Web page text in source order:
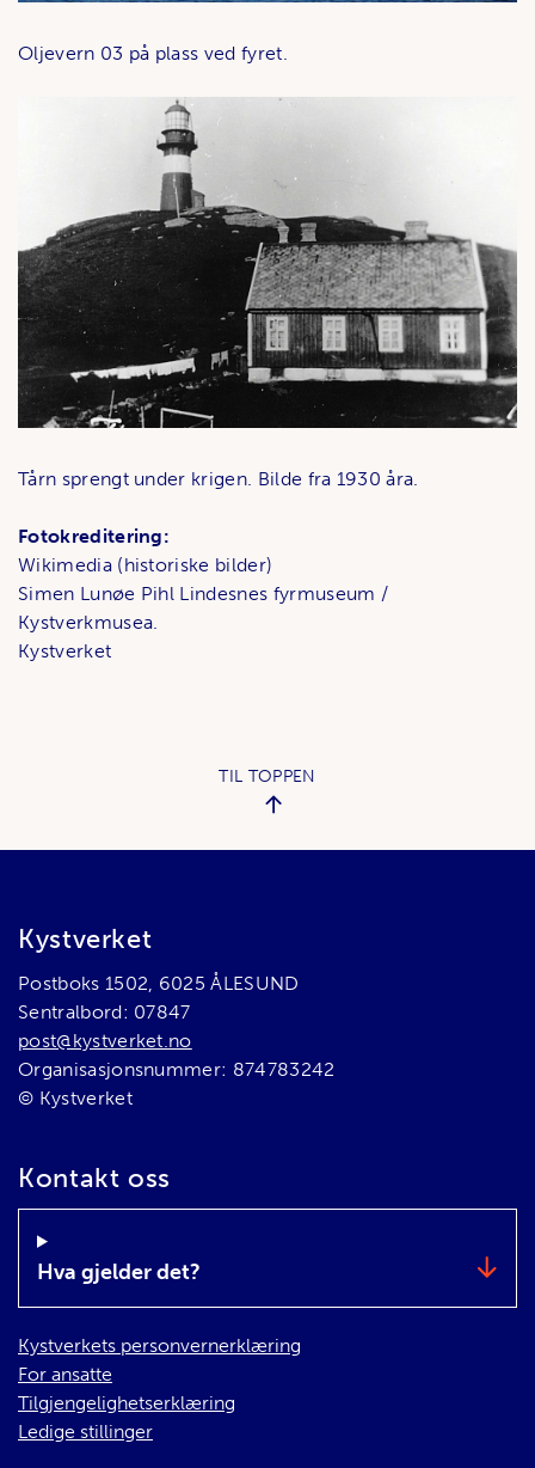
Oljevern 03 på plass ved fyret.
Tårn sprengt under krigen. Bilde fra 1930 åra.
Fotokreditering:
Wikimedia (historiske bilder)
Simen Lunøe Pihl Lindesnes fyrmuseum /
Kystverkmusea.
Kystverket
TIL TOPPEN
Bunnområde
Kystverket
Postboks 1502, 6025 ÅLESUND
Sentralbord: 07847
post@kystverket.no
Organisasjonsnummer: 874783242
© Kystverket
Kontakt oss
Hva gjelder det?
Kystverkets personvernerklæring
For ansatte
Tilgjengelighetserklæring
Ledige stillinger